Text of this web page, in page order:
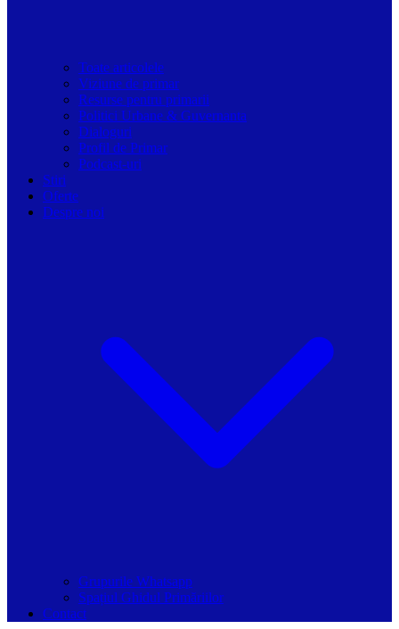
Toate articolele
Viziune de primar
Resurse pentru primarii
Politici Urbane & Guvernanta
Dialoguri
Profil de Primar
Podcast-uri
Stiri
Oferte
Despre noi
Grupurile Whatsapp
Spațiul Ghidul Primăriilor
Contact